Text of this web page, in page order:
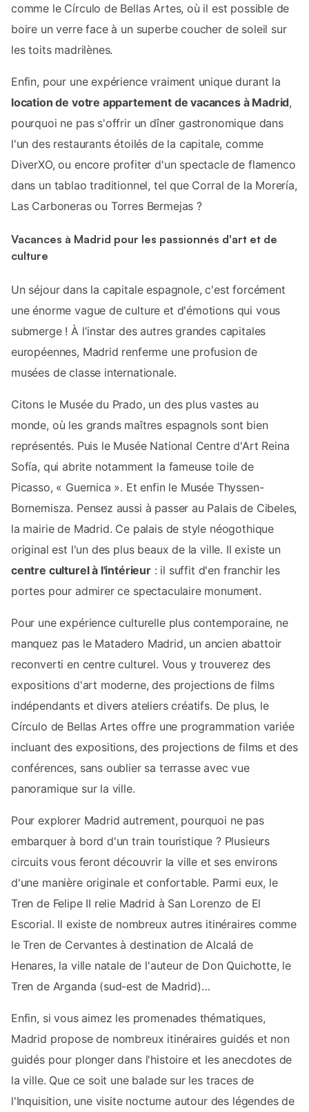
comme le Círculo de Bellas Artes, où il est possible de
boire un verre face à un superbe coucher de soleil sur
les toits madrilènes.
Enfin, pour une expérience vraiment unique durant la
location de votre appartement de vacances à Madrid,
pourquoi ne pas s'offrir un dîner gastronomique dans
l'un des restaurants étoilés de la capitale, comme
DiverXO, ou encore profiter d'un spectacle de flamenco
dans un tablao traditionnel, tel que Corral de la Morería,
Las Carboneras ou Torres Bermejas ?
Vacances à Madrid pour les passionnés d'art et de
culture
Un séjour dans la capitale espagnole, c'est forcément
une énorme vague de culture et d'émotions qui vous
submerge ! À l'instar des autres grandes capitales
européennes, Madrid renferme une profusion de
musées de classe internationale.
Citons le Musée du Prado, un des plus vastes au
monde, où les grands maîtres espagnols sont bien
représentés. Puis le Musée National Centre d'Art Reina
Sofía, qui abrite notamment la fameuse toile de
Picasso, « Guernica ». Et enfin le Musée Thyssen-
Bornemisza. Pensez aussi à passer au Palais de Cibeles,
la mairie de Madrid. Ce palais de style néogothique
original est l'un des plus beaux de la ville. Il existe un
centre culturel à l'intérieur: il suffit d'en franchir les
portes pour admirer ce spectaculaire monument.
Pour une expérience culturelle plus contemporaine, ne
manquez pas le Matadero Madrid, un ancien abattoir
reconverti en centre culturel. Vous y trouverez des
expositions d'art moderne, des projections de films
indépendants et divers ateliers créatifs. De plus, le
Círculo de Bellas Artes offre une programmation variée
incluant des expositions, des projections de films et des
conférences, sans oublier sa terrasse avec vue
panoramique sur la ville.
Pour explorer Madrid autrement, pourquoi ne pas
embarquer à bord d'un train touristique ? Plusieurs
circuits vous feront découvrir la ville et ses environs
d'une manière originale et confortable. Parmi eux, le
Tren de Felipe II relie Madrid à San Lorenzo de El
Escorial. Il existe de nombreux autres itinéraires comme
le Tren de Cervantes à destination de Alcalá de
Henares, la ville natale de l'auteur de Don Quichotte, le
Tren de Arganda (sud-est de Madrid)…
Enfin, si vous aimez les promenades thématiques,
Madrid propose de nombreux itinéraires guidés et non
guidés pour plonger dans l'histoire et les anecdotes de
la ville. Que ce soit une balade sur les traces de
l'Inquisition, une visite nocturne autour des légendes de